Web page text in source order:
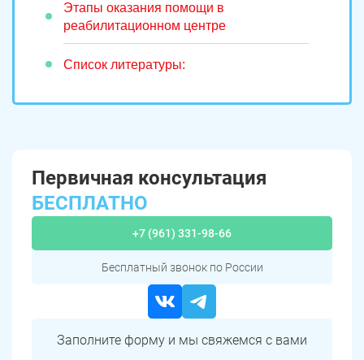
Этапы оказания помощи в
реабилитационном центре
Список литературы:
Первичная консультация
БЕСПЛАТНО
+7 (961) 331-98-66
Бесплатный звонок по России
Заполните форму и мы свяжемся с вами